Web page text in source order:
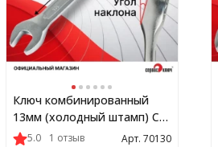
Ключ комбинированный
13мм (холодный штамп) CR-
V 5.0 1 отзыв Арт. 70130